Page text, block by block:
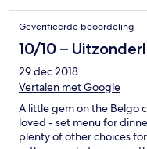
Geverifieerde beoordeling
10/10 –
29 dec 2018
Vertalen met Google
A little gem on the Belgo
loved - set menu for
plenty of other choices